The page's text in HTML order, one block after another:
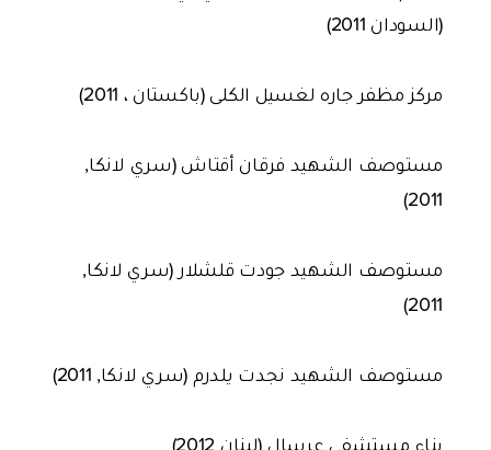
(السودان 2011)
مركز مظفر جاره لغسيل الكلى (باكستان ، 2011)
مستوصف الشهيد فرقان أقتاش (سري لانكا,
2011)
مستوصف الشهيد جودت قلشلار (سري لانكا,
2011)
مستوصف الشهيد نجدت يلدرم (سري لانكا, 2011)
بناء مستشفى عرسال (لبنان 2012)